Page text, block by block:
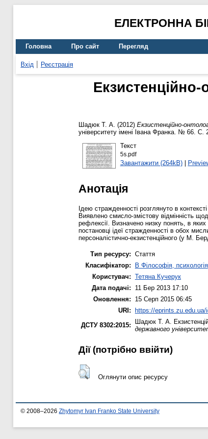
ЕЛЕКТРОННА
Головна Про сайт Перегляд
Вхід Реєстрація
Екзистенційно-
Шадюк Т. А. (2012) Екзистенційно-
університету імені Івана Франка. № 66. С.
Текст
5s.pdf
Завантажити (264kB)|
Анотація
Ідею стражденності розглянуто в
Виявлено смисло-змістову відмінність
рефлексії. Визначено низку понять, в
постановці ідеї стражденності в обох
персоналістично-екзистенційного (у М.
Тип ресурсу: Стаття
Класифікатор:
B Філософія,
Користувач: Тетяна Кучерук
Дата подачі:
11 Бер 2013 17:10
Оновлення:
15 Серп 2015 06:45
URI: https://eprints.zu.edu.ua/
ДСТУ 8302:2015:
Шадюк Т. А.
державного
Дії ​​(потрібно ввійти)
Оглянути опис ресурсу
© 2008–2026 Zhytomyr Ivan Franko State University